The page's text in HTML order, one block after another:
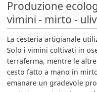
Produzione
vimini - mirto -
La cesteria artigianale
Solo i vimini coltivati in
terraferma, mentre le
cesto fatto a mano in
emanare un gradevole